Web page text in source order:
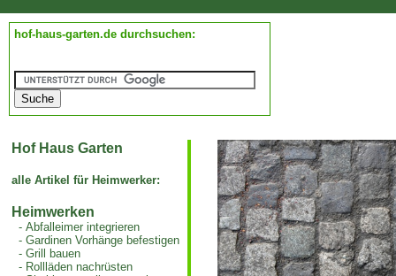
hof-haus-garten.de durchsuchen:
Hof Haus Garten
alle Artikel für Heimwerker:
Heimwerken
-Abfalleimer integrieren
-Gardinen Vorhänge befestigen
-Grill bauen
- Rollläden nachrüsten